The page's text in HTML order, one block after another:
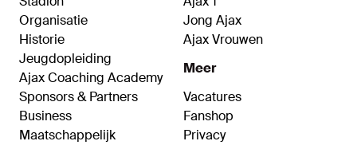
Organisatie
Historie
Jeugdopleiding
Ajax Coaching Academy
Sponsors & Partners
Business
Maatschappelijk
Jong Ajax
Ajax Vrouwen
Meer
Vacatures
Fanshop
Privacy